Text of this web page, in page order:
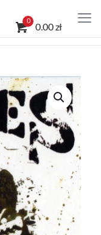
0
0.00 zł